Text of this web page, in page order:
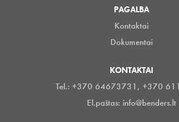
PAGALBA
Kontaktai
Dokumentai
KONTAKTAI
Tel.: +370 64673731, +370
El.paštas: info@benders.lt